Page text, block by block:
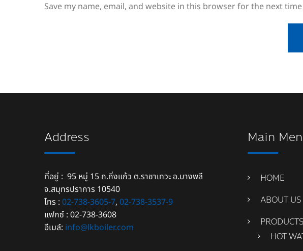
Save my name, email, and website in this browser for the next
Address
ที่อยู่ : 95 หมู่ 15 ถ.กิ่งแก้ว ต.ราชาเทวะ อ.บางพลี
จ.สมุทรปราการ 10540
โทร : 02-738-3605-7, 02-738-3537-9
แฟกซ์ : 02-738-3608
อีเมล์: info@lkboiler.com
Main
HOME
ABOUT US
PRODUCTS
HOT